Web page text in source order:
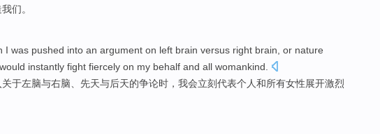
我们。
I was pushed into an argument on left brain versus right brain , or nature
would instantly fight fiercely on my behalf and all womankind
关于左脑与右脑 先天与后天的争论时， 我会立刻代表个人和所有女性展开激烈